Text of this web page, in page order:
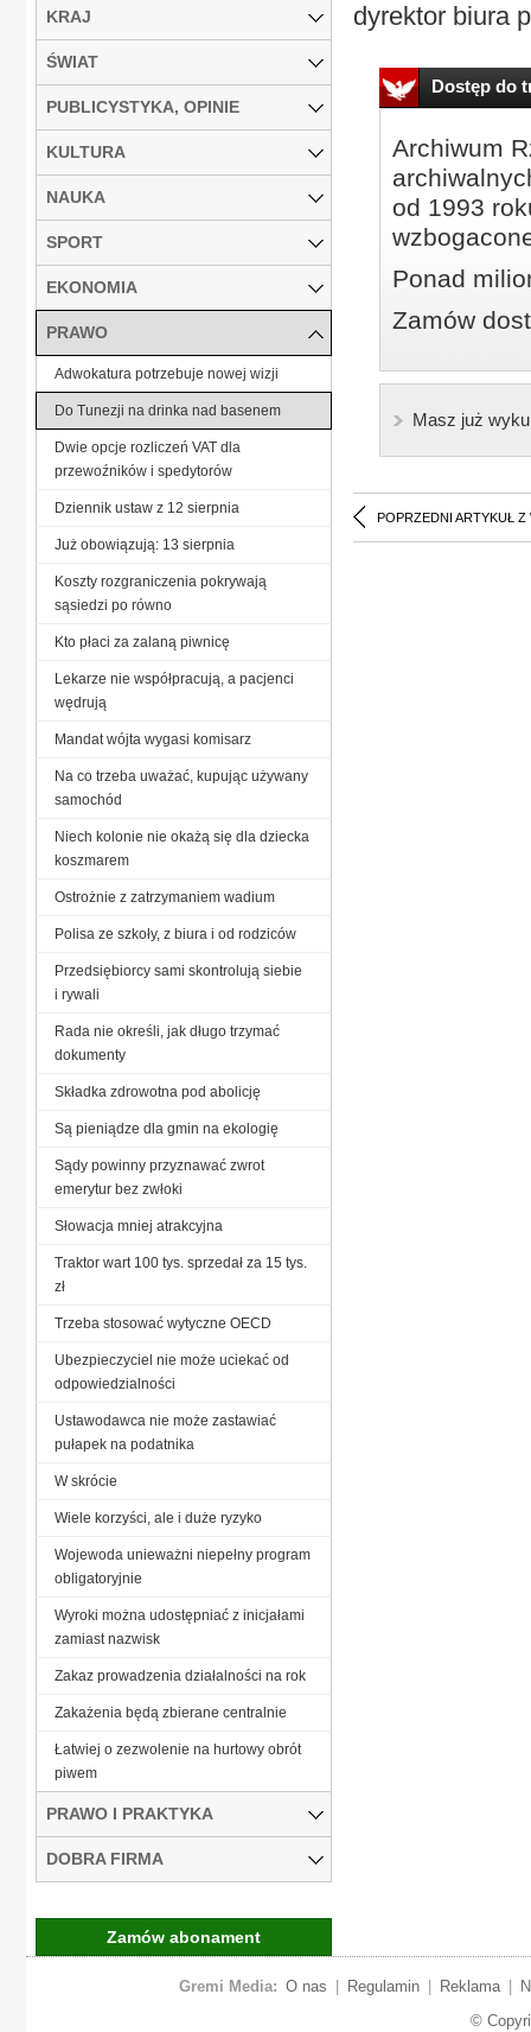
dyrektor biura
Dostęp do
Archiwum
od 1993
Ponad
Zamów
Masz już
POPRZEDNI ARTYKUŁ Z
KRAJ
ŚWIAT
PUBLICYSTYKA, OPINIE
KULTURA
NAUKA
SPORT
EKONOMIA
PRAWO
Adwokatura potrzebuje nowej wizji
Do Tunezji na drinka nad basenem
Dwie opcje rozliczeń VAT dla
przewoźników i spedytorów
Dziennik ustaw z 12 sierpnia
Już obowiązują: 13 sierpnia
Koszty rozgraniczenia pokrywają
sąsiedzi po równo
Kto płaci za zalaną piwnicę
Lekarze nie współpracują, a pacjenci
wędrują
Mandat wójta wygasi komisarz
Na co trzeba uważać, kupując używany
samochód
Niech kolonie nie okażą się dla dziecka
koszmarem
Ostrożnie z zatrzymaniem wadium
Polisa ze szkoły, z biura i od rodziców
Przedsiębiorcy sami skontrolują siebie
i rywali
Rada nie określi, jak długo trzymać
dokumenty
Składka zdrowotna pod abolicję
Są pieniądze dla gmin na ekologię
Sądy powinny przyznawać zwrot
emerytur bez zwłoki
Słowacja mniej atrakcyjna
Traktor wart 100 tys. sprzedał za 15 tys.
zł
Trzeba stosować wytyczne OECD
Ubezpieczyciel nie może uciekać od
odpowiedzialności
Ustawodawca nie może zastawiać
pułapek na podatnika
W skrócie
Wiele korzyści, ale i duże ryzyko
Wojewoda unieważni niepełny program
obligatoryjnie
Wyroki można udostępniać z inicjałami
zamiast nazwisk
Zakaz prowadzenia działalności na rok
Zakażenia będą zbierane centralnie
Łatwiej o zezwolenie na hurtowy obrót
piwem
PRAWO I PRAKTYKA
DOBRA FIRMA
Zamów abonament
Gremi Media: O nas Regulamin Reklama
©